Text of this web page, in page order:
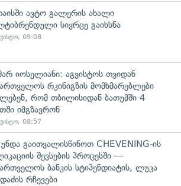
ავტო გალერის ახალი
სივრცე გაიხსნა
09:08
იოსელიანი: აგვისტოს თვიდან
რკინიგზის მომხმარებლები
რომ თბილისიდან ბათუმში 4
იმგზავრონ
08:57
გაითვალისწინოთ CHEVENING-ის
შევსების პროცესში —
ბანკის სტიპენდიატის, ლუკა
რჩევები